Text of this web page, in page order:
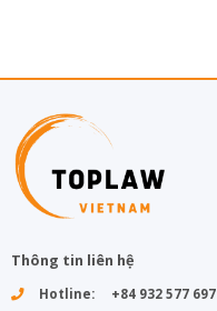
Thông tin liên hệ
Hotline: +84 932 577 697